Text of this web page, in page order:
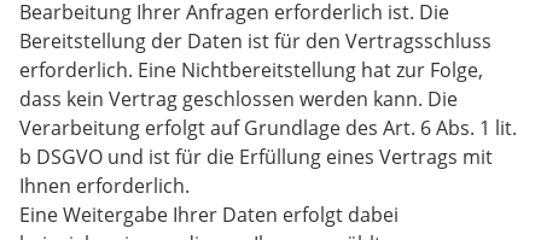
Bearbeitung Ihrer Anfragen erforderlich ist. Die
Bereitstellung der Daten ist für den Vertragsschluss
erforderlich. Eine Nichtbereitstellung hat zur Folge,
dass kein Vertrag geschlossen werden kann. Die
Verarbeitung erfolgt auf Grundlage des Art. 6 Abs. 1 lit.
b DSGVO und ist für die Erfüllung eines Vertrags mit
Ihnen erforderlich.
Eine Weitergabe Ihrer Daten erfolgt dabei